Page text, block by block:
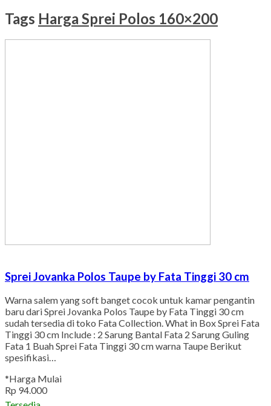
Tags Harga Sprei Polos 160×200
Sprei Jovanka Polos Taupe by Fata Tinggi 30 cm
Warna salem yang soft banget cocok untuk kamar pengantin
baru dari Sprei Jovanka Polos Taupe by Fata Tinggi 30 cm
sudah tersedia di toko Fata Collection. What in Box Sprei Fata
Tinggi 30 cm Include : 2 Sarung Bantal Fata 2 Sarung Guling
Fata 1 Buah Sprei Fata Tinggi 30 cm warna Taupe Berikut
spesifikasi…
*Harga Mulai
Rp 94.000